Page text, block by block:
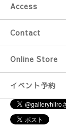
Access
Contact
Online Store
イベント予約